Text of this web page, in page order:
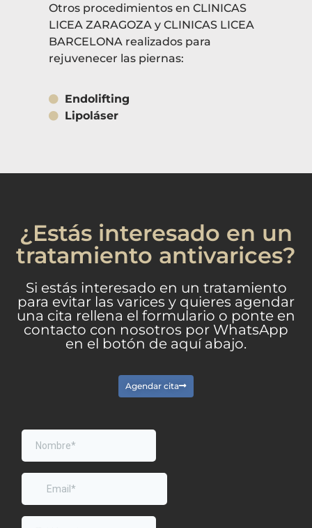
Otros procedimientos en CLINICAS
LICEA ZARAGOZA y CLINICAS LICEA
BARCELONA realizados para
rejuvenecer las piernas:
Endolifting
Lipoláser
¿Estás interesado en un
tratamiento antivarices?
Si estás interesado en un tratamiento
para evitar las varices y quieres agendar
una cita rellena el formulario o ponte en
contacto con nosotros por WhatsApp
en el botón de aquí abajo.
Agendar cita